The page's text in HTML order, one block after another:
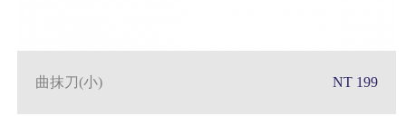
曲抹刀(小) NT 199